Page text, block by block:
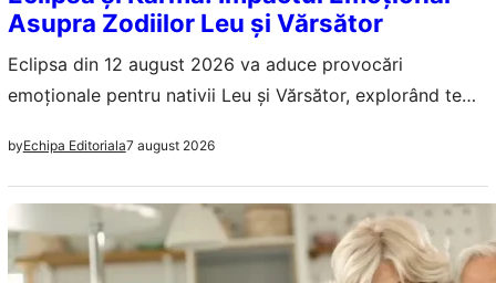
Asupra Zodiilor Leu și Vărsător
Eclipsa din 12 august 2026 va aduce provocări
emoționale pentru nativii Leu și Vărsător, explorând teme
byEchipa Editoriala7 august 2026